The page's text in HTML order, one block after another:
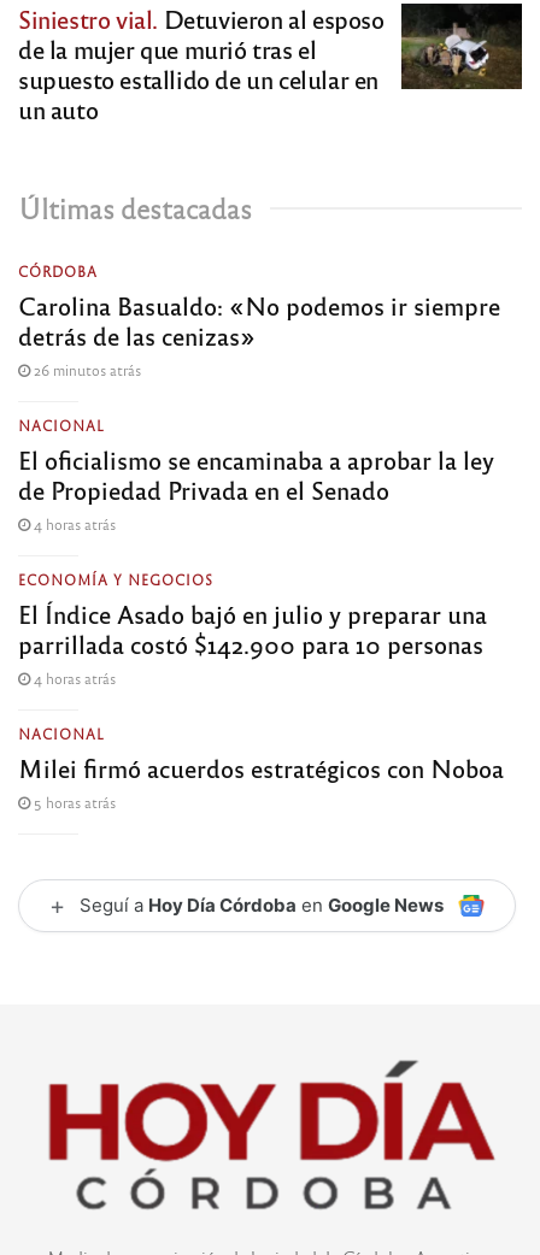
Siniestro vial. Detuvieron al esposo
de la mujer que murió tras el
supuesto estallido de un celular en
un auto
Últimas destacadas
CÓRDOBA
Carolina Basualdo: «No podemos ir siempre
detrás de las cenizas»
26 minutos atrás
NACIONAL
El oficialismo se encaminaba a aprobar la ley
de Propiedad Privada en el Senado
4 horas atrás
ECONOMÍA Y NEGOCIOS
El Índice Asado bajó en julio y preparar una
parrillada costó $142.900 para 10 personas
4 horas atrás
NACIONAL
Milei firmó acuerdos estratégicos con Noboa
5 horas atrás
+ Seguí a Hoy Día Córdoba en Google News